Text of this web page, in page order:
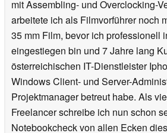
mit Assembling- und Overclocking-
arbeitete ich als Filmvorführer noch
35 mm Film, bevor ich professionell
eingestiegen bin und 7 Jahre lang
österreichischen IT-Dienstleister
Windows Client- und Server-
Projektmanager betreut habe. Als
Freelancer schreibe ich nun schon
Notebookcheck von allen Ecken